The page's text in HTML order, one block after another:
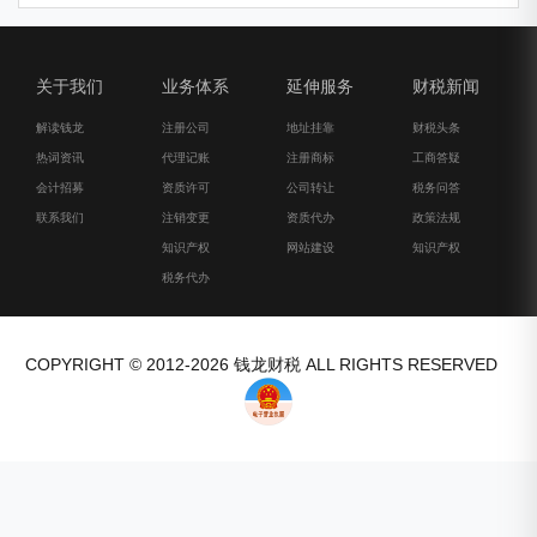
关于我们
解读钱龙
热词资讯
会计招募
联系我们
业务体系
注册公司
代理记账
资质许可
注销变更
知识产权
税务代办
延伸服务
地址挂靠
注册商标
公司转让
资质代办
网站建设
财税新闻
财税头条
工商答疑
税务问答
政策法规
知识产权
COPYRIGHT © 2012-2026 钱龙财税 ALL RIGHTS RESERVED